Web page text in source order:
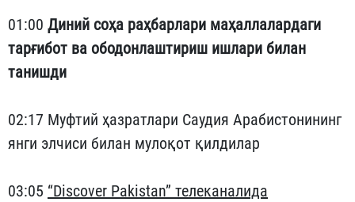
01:00 Диний соҳа раҳбарлари маҳаллалардаги
тарғибот ва ободонлаштириш ишлари билан
танишди
02:17 Муфтий ҳазратлари Саудия Арабистонининг
янги элчиси билан мулоқот қилдилар
03:05 “Discover Pakistan” телеканалида